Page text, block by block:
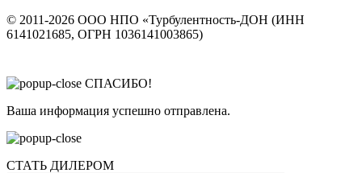
© 2011-2026 ООО НПО «Турбулентность-ДОН (ИНН
6141021685, ОГРН 1036141003865)
СПАСИБО!
Ваша информация успешно отправлена.
СТАТЬ ДИЛЕРОМ